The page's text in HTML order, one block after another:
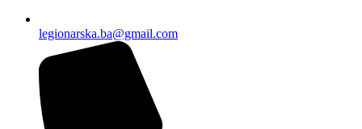
legionarska.ba@gmail.com